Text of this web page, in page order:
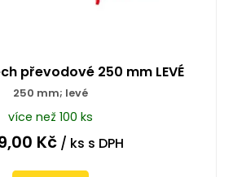
převodové 250 mm LEVÉ
250 mm; levé
více než 100 ks
Kč/ ks s DPH